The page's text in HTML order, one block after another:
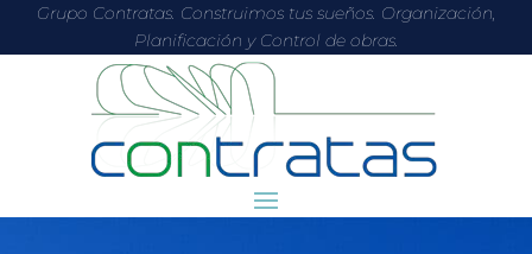
Grupo Contratas. Construimos tus sueños. Organización,
Planificación y Control de obras.